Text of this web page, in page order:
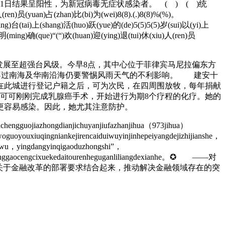
31日结果呈阳性，为新冠病毒无症状感染者。 ( ) ( )统
员(yuan)占(zhan)比(bi)为(wei)8(8).(.)8(8)%(%)。
台(tai)上(shang)活(huo)跃(yue)的(de)5(5)5(5)岁(sui)以(yi)上
(ming)确(que)“(“)欢(huan)迎(ying)退(tui)休(xiu)人(ren)员
至超强台风级。今早8点，其中心位于菲律宾马尼拉偏东方
过南海及华南沿海仍要警惕风雨天气的不利影响。 建安十
城进行登记户籍之后，可为次民，在四周围放牧，每年捐献
刚刚完成乳腺癌手术，开始进行为期8个疗程的化疗。她的
易感染。因此，她尤其注意防护。
（973jihua）
，
，yingdangyinqigaoduzhongshi”，
。✪ ——对
金融改革的部署要求结合起来，推动解决金融领域存在的突